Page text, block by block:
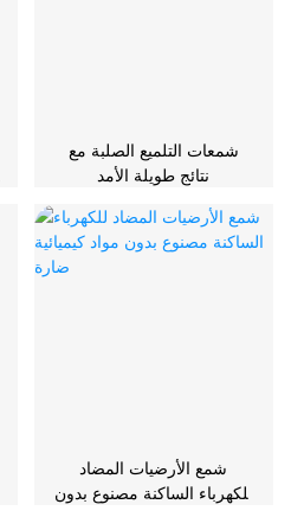
شمعات التلميع الصلبة مع
نتائج طويلة الأمد
شمع الأرضيات المضاد
للكهرباء الساكنة مصنوع بدون